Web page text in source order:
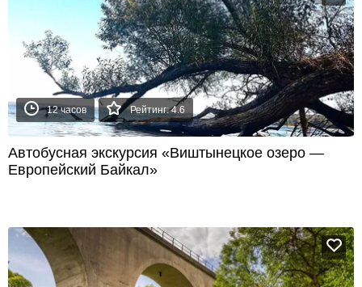
12 часов Рейтинг: 4.6
Автобусная экскурсия «Виштынецкое озеро —
Европейский Байкал»